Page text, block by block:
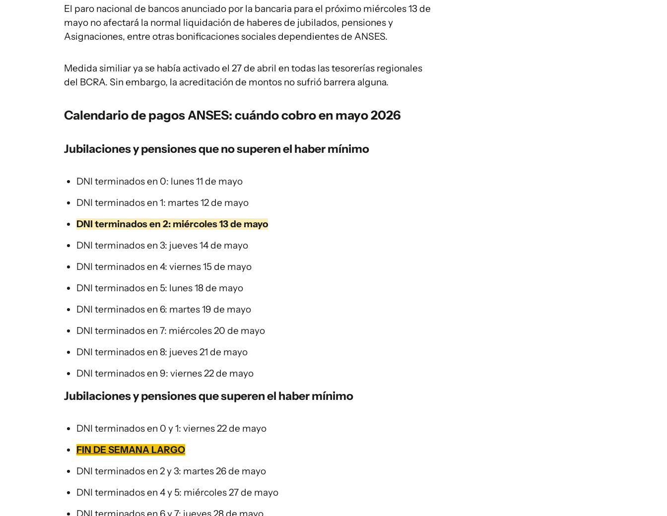
El paro nacional de bancos anunciado por la bancaria para el próximo miércoles 13 de
mayo no afectará la normal liquidación de haberes de jubilados, pensiones y
Asignaciones, entre otras bonificaciones sociales dependientes de ANSES.
Medida similiar ya se había activado el 27 de abril en todas las tesorerías regionales
del BCRA. Sin embargo, la acreditación de montos no sufrió barrera alguna.
Calendario de pagos ANSES: cuándo cobro en mayo 2026
Jubilaciones y pensiones que no superen el haber mínimo
DNI terminados en 0: lunes 11 de mayo
DNI terminados en 1: martes 12 de mayo
DNI terminados en 2: miércoles 13 de mayo
DNI terminados en 3: jueves 14 de mayo
DNI terminados en 4: viernes 15 de mayo
DNI terminados en 5: lunes 18 de mayo
DNI terminados en 6: martes 19 de mayo
DNI terminados en 7: miércoles 20 de mayo
DNI terminados en 8: jueves 21 de mayo
DNI terminados en 9: viernes 22 de mayo
Jubilaciones y pensiones que superen el haber mínimo
DNI terminados en 0 y 1: viernes 22 de mayo
FIN DE SEMANA LARGO
DNI terminados en 2 y 3: martes 26 de mayo
DNI terminados en 4 y 5: miércoles 27 de mayo